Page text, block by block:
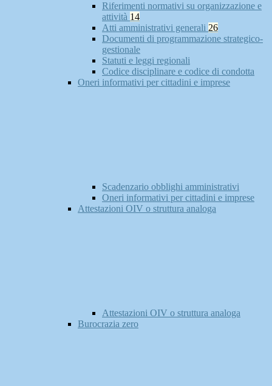
Riferimenti normativi su organizzazione e
attività 14
Atti amministrativi generali 26
Documenti di programmazione strategico-
gestionale
Statuti e leggi regionali
Codice disciplinare e codice di condotta
Oneri informativi per cittadini e imprese
Scadenzario obblighi amministrativi
Oneri informativi per cittadini e imprese
Attestazioni OIV o struttura analoga
Attestazioni OIV o struttura analoga
Burocrazia zero